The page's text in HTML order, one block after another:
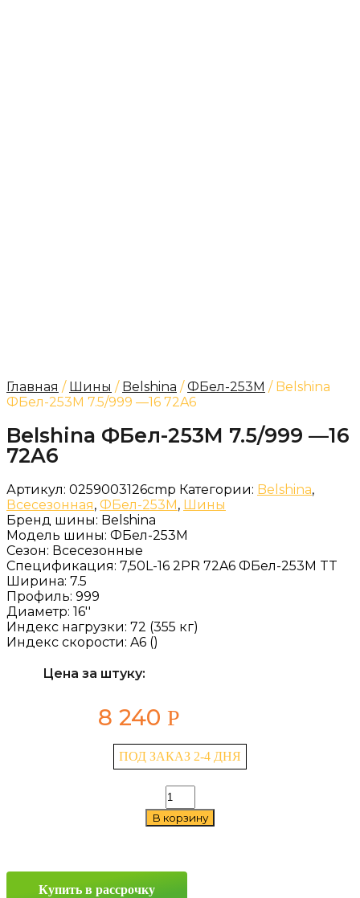
Главная / Шины / Belshina /ФБел-253М / Belshina
ФБел-253М 7.5/999 —16 72A6
Belshina ФБел-253М 7.5/999 —16
72A6
Артикул: 0259003126cmp Категории: Belshina,
Всесезонная, ФБел-253М, Шины
Бренд шины: Belshina
Модель шины: ФБел-253М
Сезон: Всесезонные
Спецификация: 7,50L-16 2PR 72A6 ФБел-253М TT
Ширина: 7.5
Профиль: 999
Диаметр: 16''
Индекс нагрузки: 72 (355 кг)
Индекс скорости: A6 ()
Цена за штуку:
8 240 Р
ПОД ЗАКАЗ 2-4 ДНЯ
Количество
товара
Belshina
В корзину
Купить в рассрочку